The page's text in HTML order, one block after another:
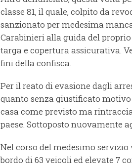
classe 81, il quale, colpito da
sanzionato per medesima
Carabinieri alla guida del
targa e copertura assicurativa.
fini della confisca.
Per il reato di evasione dagli
quanto senza giustificato
casa come previsto ma
paese. Sottoposto nuovamente
Nel corso del medesimo
bordo di 63 veicoli ed elevate 7